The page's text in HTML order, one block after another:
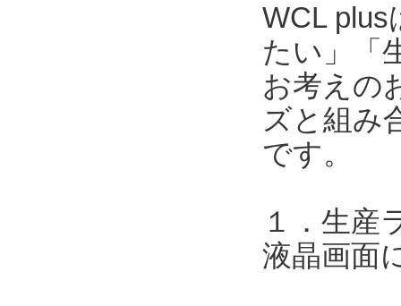
WCL plus
たい」「
お考えの
ズと組み
です。
１．生産
液晶画面